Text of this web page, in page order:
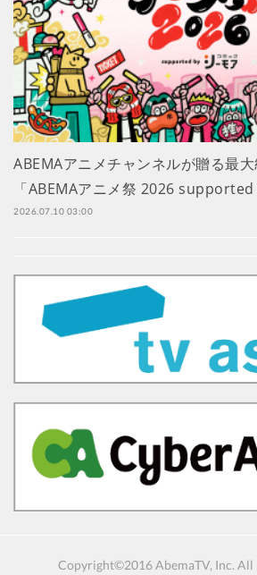
ABEMAアニメチャンネルが贈る最
「ABEMAアニメ祭 2026
2026.07.10 03:00
Copyright©2016 AbemaTV, Inc. All